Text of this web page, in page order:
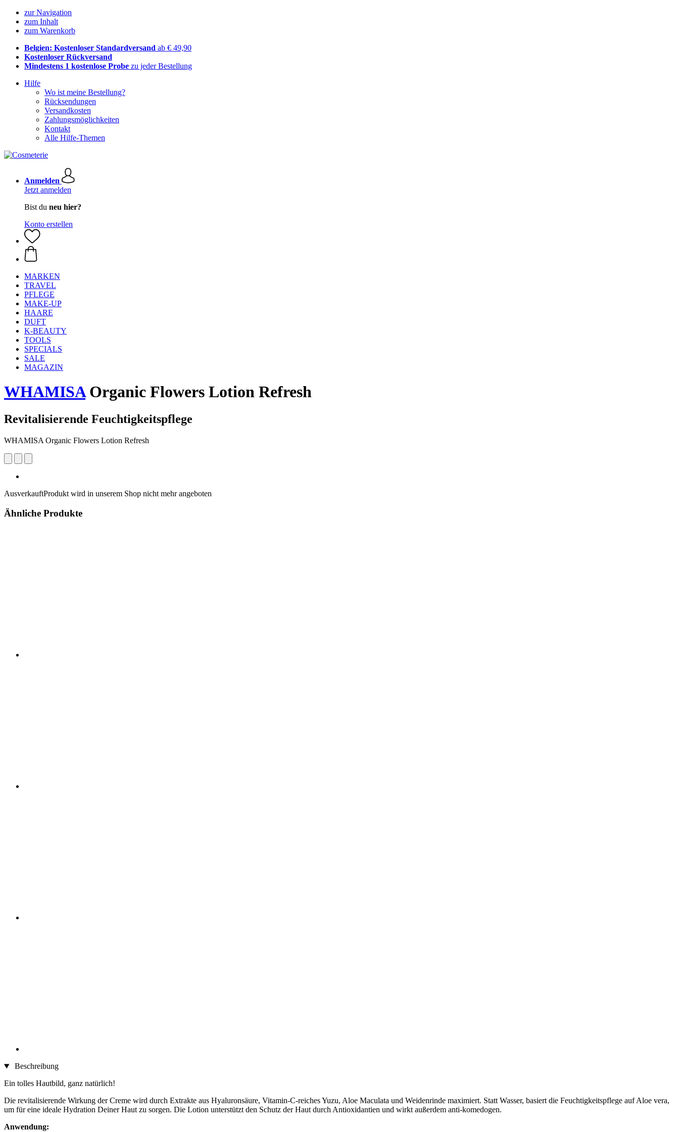
zur Navigation
zum Inhalt
zum Warenkorb
Belgien: Kostenloser Standardversand ab € 49,90
Kostenloser Rückversand
Mindestens 1 kostenlose Probe zu jeder Bestellung
Hilfe
Wo ist meine Bestellung?
Rücksendungen
Versandkosten
Zahlungsmöglichkeiten
Kontakt
Alle Hilfe-Themen
Anmelden
Jetzt anmelden
Bist du neu hier?
Konto erstellen
MARKEN
TRAVEL
PFLEGE
MAKE-UP
HAARE
DUFT
K-BEAUTY
TOOLS
SPECIALS
SALE
MAGAZIN
WHAMISAOrganic Flowers Lotion Refresh
Revitalisierende Feuchtigkeitspflege
WHAMISA Organic Flowers Lotion Refresh
AusverkauftProdukt wird in unserem Shop nicht mehr angeboten
Ähnliche Produkte
Beschreibung
Ein tolles Hautbild, ganz natürlich!
Die revitalisierende Wirkung der Creme wird durch Extrakte aus Hyaluronsäure, Vitamin-C-reiches Yuzu, Aloe Maculata und Weidenrinde maximiert. Statt Wasser, basiert die Feuchtigkeitspflege auf Aloe vera,
um für eine ideale Hydration Deiner Haut zu sorgen. Die Lotion unterstützt den Schutz der Haut durch Antioxidantien und wirkt außerdem anti-komedogen.
Anwendung: